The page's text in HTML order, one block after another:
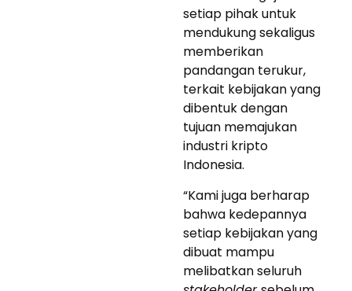
setiap pihak untuk
mendukung sekaligus
memberikan
pandangan terukur,
terkait kebijakan yang
dibentuk dengan
tujuan memajukan
industri kripto
Indonesia.
“Kami juga berharap
bahwa kedepannya
setiap kebijakan yang
dibuat mampu
melibatkan seluruh